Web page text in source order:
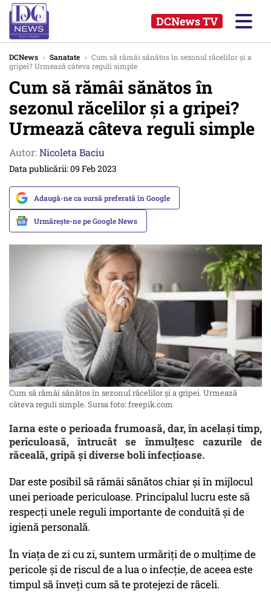
DCNews TV
DCNews › Sanatate › Cum să rămâi sănătos în sezonul răcelilor și a
gripei? Urmează câteva reguli simple
Cum să rămâi sănătos în
sezonul răcelilor și a gripei?
Urmează câteva reguli simple
Autor:Nicoleta Baciu
Data publicării: 09 Feb 2023
Adaugă-ne ca sursă preferată în Google
Urmărește-ne pe Google News
Cum să rămâi sănătos în sezonul răcelilor și a gripei. Urmează
câteva reguli simple. Sursa foto: freepik.com
Iarna este o perioada frumoasă, dar, în același timp,
periculoasă, întrucât se înmulțesc cazurile de
răceală, gripă și diverse boli infecțioase.
Dar este posibil să rămâi sănătos chiar și în mijlocul
unei perioade periculoase. Principalul lucru este să
respecți unele reguli importante de conduită și de
igienă personală.
În viața de zi cu zi, suntem urmăriți de o mulțime de
pericole și de riscul de a lua o infecție, de aceea este
timpul să înveți cum să te protejezi de răceli.